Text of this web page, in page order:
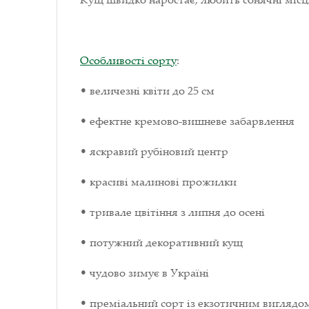
Особливості сорту:
• величезні квіти до 25 см
• ефектне кремово-вишневе забарвлення
• яскравий рубіновий центр
• красиві малинові прожилки
• тривале цвітіння з липня до осені
• потужний декоративний кущ
• чудово зимує в Україні
• преміальний сорт із екзотичним